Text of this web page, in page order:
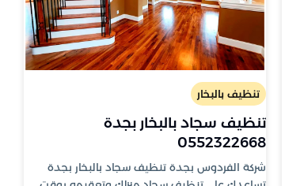
تنظيف بالبخار
تنظيف سجاد بالبخار بجدة
0552322668
شركة الفردوس بجدة تنظيف سجاد بالبخار بجدة